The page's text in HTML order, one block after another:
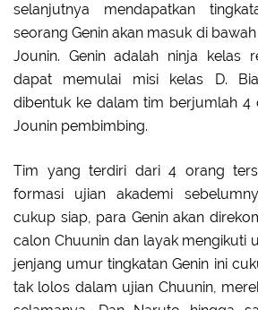
selanjutnya mendapatkan
seorang Genin akan masuk di
Jounin. Genin adalah ninja kelas
dapat memulai misi kelas D.
dibentuk ke dalam tim berjumlah 4
Jounin pembimbing.
Tim yang terdiri dari 4 orang
formasi ujian akademi
cukup siap, para Genin akan
calon Chuunin dan layak mengikuti
jenjang umur tingkatan Genin ini
tak lolos dalam ujian Chuunin,